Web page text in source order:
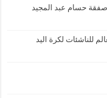
صفقة حسام عبد المجيد
للناشئات لكرة اليد